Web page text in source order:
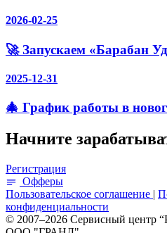
2026-02-25
🚀 Запускаем «Барабан
2025-12-31
🎄 График работы в
Начните
Регистрация
Офферы
Пользовательское соглашение |
конфиденциальности
© 2007–2026 Сервисный центр